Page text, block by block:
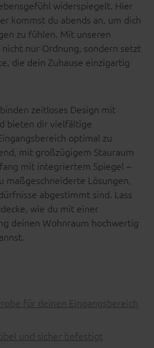
widerspiegelt. Hier
kommst du abends an, um dich
zu fühlen. Mit unseren
nur Ordnung, sondern setzt
die dein Zuhause einzigartig
zeitloses Design mit
bieten dir vielfältige
optimal zu
mit großzügigem Stauraum
mit integriertem Spiegel –
maßgeschneiderte Lösungen,
abgestimmt sind. Lass
wie du mit einer
deinen Wohnraum hochwertig
für deinen Eingangsbereich
und sicher befestigt